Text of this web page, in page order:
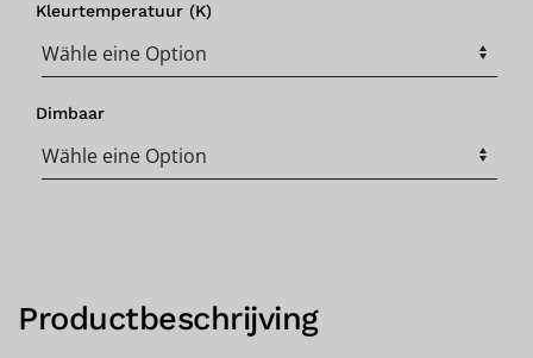
Kleurtemperatuur (K)
Dimbaar
Productbeschrijving